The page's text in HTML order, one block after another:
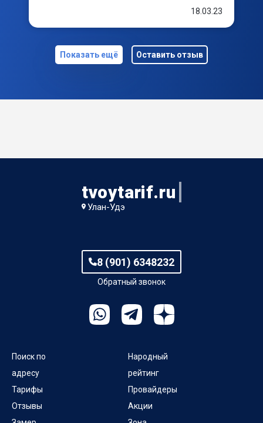
18.03.23
Показать ещё Оставить отзыв
tvoytarif.ru
Улан-Удэ
8 (901) 6348232
Обратный звонок
Поиск по
адресу
Тарифы
Отзывы
Народный
рейтинг
Провайдеры
Акции